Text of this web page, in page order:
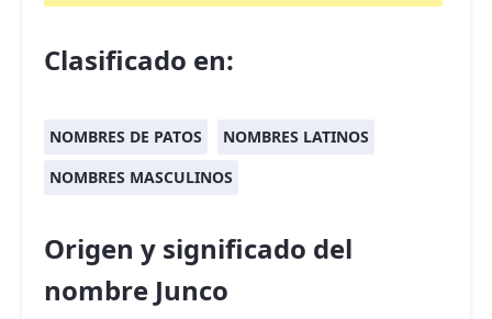
Clasificado en:
NOMBRES DE PATOS
NOMBRES LATINOS
NOMBRES MASCULINOS
Origen y significado del
nombre Junco